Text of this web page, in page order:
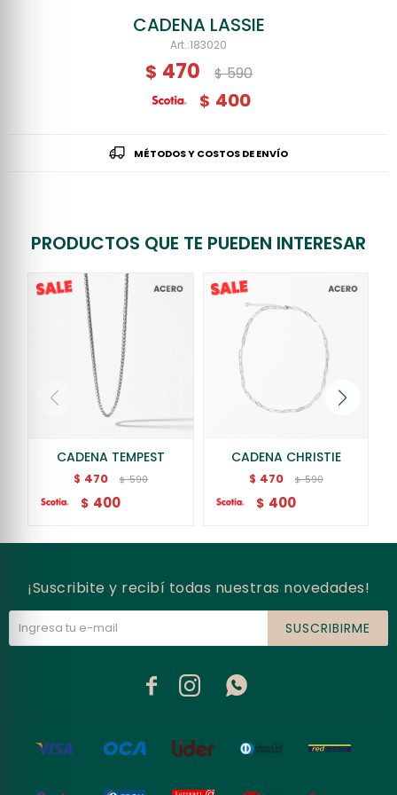
CADENA LASSIE
183020
$ 470 $ 590
$ 400
MÉTODOS Y COSTOS DE ENVÍO
PRODUCTOS QUE TE PUEDEN INTERESAR
CADENA TEMPEST
$ 470 $ 590
$ 400
CADENA CHRISTIE
$ 470 $ 590
$ 400
¡Suscribite y recibí todas nuestras novedades!
SUSCRIBIRME
  